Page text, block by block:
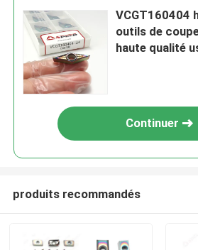
VCGT160404
outils de
haute qualité
Continuer
produits recommandés